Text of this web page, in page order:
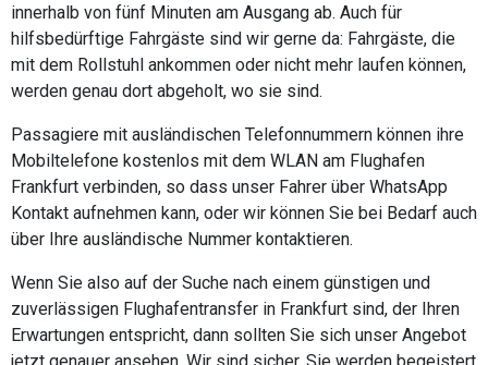
innerhalb von fünf Minuten am Ausgang ab. Auch für
hilfsbedürftige Fahrgäste sind wir gerne da: Fahrgäste, die
mit dem Rollstuhl ankommen oder nicht mehr laufen können,
werden genau dort abgeholt, wo sie sind.
Passagiere mit ausländischen Telefonnummern können ihre
Mobiltelefone kostenlos mit dem WLAN am Flughafen
Frankfurt verbinden, so dass unser Fahrer über WhatsApp
Kontakt aufnehmen kann, oder wir können Sie bei Bedarf auch
über Ihre ausländische Nummer kontaktieren.
Wenn Sie also auf der Suche nach einem günstigen und
zuverlässigen Flughafentransfer in Frankfurt sind, der Ihren
Erwartungen entspricht, dann sollten Sie sich unser Angebot
jetzt genauer ansehen. Wir sind sicher, Sie werden begeistert